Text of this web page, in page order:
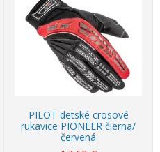
PILOT detské crosové
rukavice PIONEER čierna/
červená